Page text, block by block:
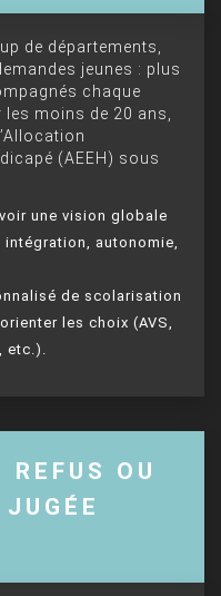
de départements,
jeunes : plus
chaque
les moins de 20 ans,
(AEEH) sous
une vision globale
autonomie,
de scolarisation
les choix (AVS,
etc.).
REFUS OU